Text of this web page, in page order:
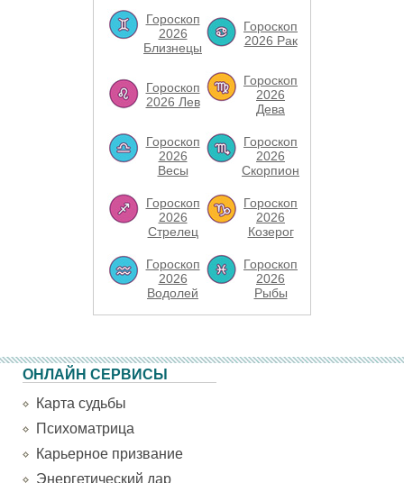
Гороскоп
2026
Близнецы
Гороскоп
2026 Рак
Гороскоп
2026 Лев
Гороскоп
2026
Дева
Гороскоп
2026
Весы
Гороскоп
2026
Скорпион
Гороскоп
2026
Стрелец
Гороскоп
2026
Козерог
Гороскоп
2026
Водолей
Гороскоп
2026
Рыбы
ОНЛАЙН СЕРВИСЫ
Карта судьбы
Психоматрица
Карьерное призвание
Энергетический дар